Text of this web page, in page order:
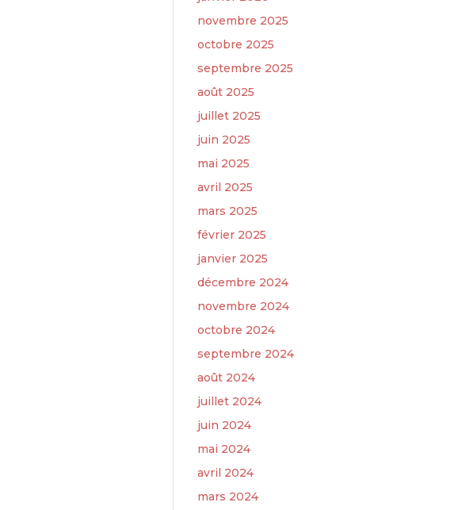
novembre 2025
octobre 2025
septembre 2025
août 2025
juillet 2025
juin 2025
mai 2025
avril 2025
mars 2025
février 2025
janvier 2025
décembre 2024
novembre 2024
octobre 2024
septembre 2024
août 2024
juillet 2024
juin 2024
mai 2024
avril 2024
mars 2024